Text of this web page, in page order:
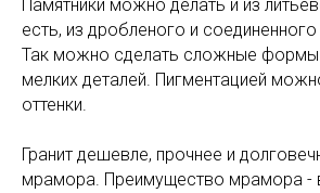
Памятники можно делать и из
есть, из дробленого и
Так можно сделать сложные
мелких деталей. Пигментацией
оттенки.
Гранит дешевле, прочнее и
мрамора. Преимущество мрамора -